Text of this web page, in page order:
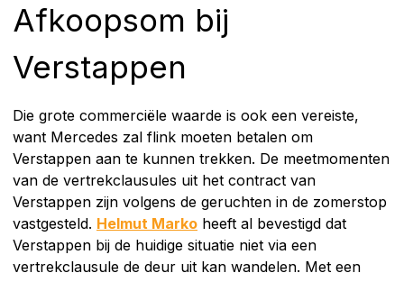
Afkoopsom bij
Verstappen
Die grote commerciële waarde is ook een vereiste,
want Mercedes zal flink moeten betalen om
Verstappen aan te kunnen trekken. De meetmomenten
van de vertrekclausules uit het contract van
Verstappen zijn volgens de geruchten in de zomerstop
vastgesteld. Helmut Marko heeft al bevestigd dat
Verstappen bij de huidige situatie niet via een
vertrekclausule de deur uit kan wandelen. Met een